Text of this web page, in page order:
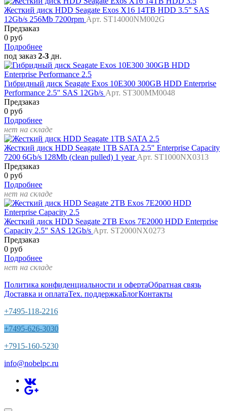
Жесткий диск HDD Seagate Exos X16 14TB HDD 3.5" SAS
12Gb/s 256Mb 7200rpm Арт. ST14000NM002G
Предзаказ
0 руб
Подробнее
под заказ 2-3 дн.
Гибридный диск Seagate Exos 10E300 300GB HDD Enterprise
Performance 2.5" SAS 12Gb/s Арт. ST300MM0048
Предзаказ
0 руб
Подробнее
нет на складе
Жесткий диск HDD Seagate 1TB SATA 2.5" Enterprise Capacity
7200 6Gb/s 128Mb (clean pulled) 1 yearАрт. ST1000NX0313
Предзаказ
0 руб
Подробнее
нет на складе
Жесткий диск HDD Seagate 2TB Exos 7E2000 HDD Enterprise
Capacity 2.5" SAS 12Gb/s Арт. ST2000NX0273
Предзаказ
0 руб
Подробнее
нет на складе
Политика конфиденциальности и офертаОбратная связь
Доставка и оплатаТех. поддержкаБлогКонтакты
+7495-118-2216
+7495-626-3030
+7915-160-5230
info@nobelpc.ru